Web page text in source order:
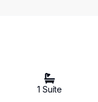
1 Suíte